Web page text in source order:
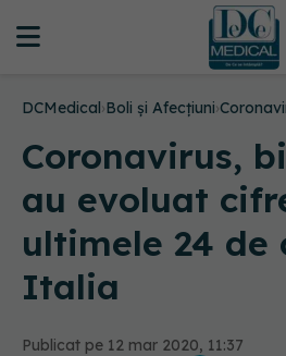
DCMedical›Boli și Afecțiuni›
Coronavirus,
au evoluat
ultimele 24 de
Italia
Publicat pe 12 mar 2020, 11:37